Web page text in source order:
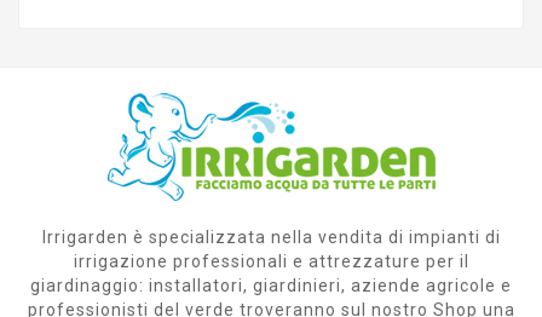
Irrigarden è specializzata nella vendita di impianti di
irrigazione professionali e attrezzature per il
giardinaggio: installatori, giardinieri, aziende agricole e
professionisti del verde troveranno sul nostro Shop una